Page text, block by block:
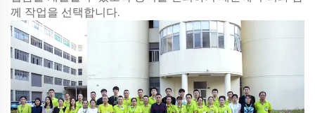
께 작업을 선택합니다.